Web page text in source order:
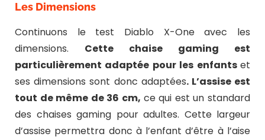
Les Dimensions
Continuons le test Diablo X-One avec les
dimensions. Cette chaise gaming est
particulièrement adaptée pour les enfants et
ses dimensions sont donc adaptées. L’assise est
tout de même de 36 cm, ce qui est un standard
des chaises gaming pour adultes. Cette largeur
d’assise permettra donc à l’enfant d’être à l’aise